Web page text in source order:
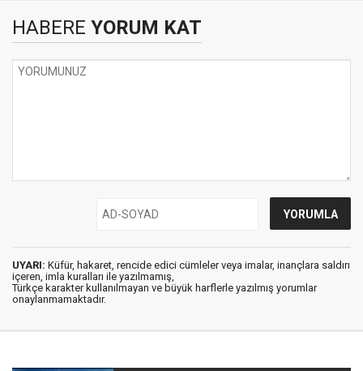
HABERE YORUM KAT
UYARI: Küfür, hakaret, rencide edici cümleler veya imalar, inançlara saldırı
içeren, imla kuralları ile yazılmamış,
Türkçe karakter kullanılmayan ve büyük harflerle yazılmış yorumlar
onaylanmamaktadır.